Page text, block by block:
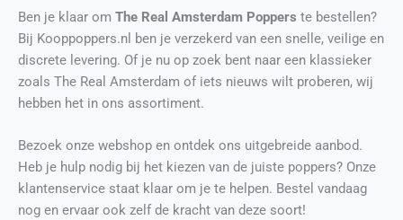
Ben je klaar om The Real Amsterdam Poppers te bestellen?
Bij Kooppoppers.nl ben je verzekerd van een snelle, veilige en
discrete levering. Of je nu op zoek bent naar een klassieker
zoals The Real Amsterdam of iets nieuws wilt proberen, wij
hebben het in ons assortiment.
Bezoek onze webshop en ontdek ons uitgebreide aanbod.
Heb je hulp nodig bij het kiezen van de juiste poppers? Onze
klantenservice staat klaar om je te helpen. Bestel vandaag
nog en ervaar ook zelf de kracht van deze soort!